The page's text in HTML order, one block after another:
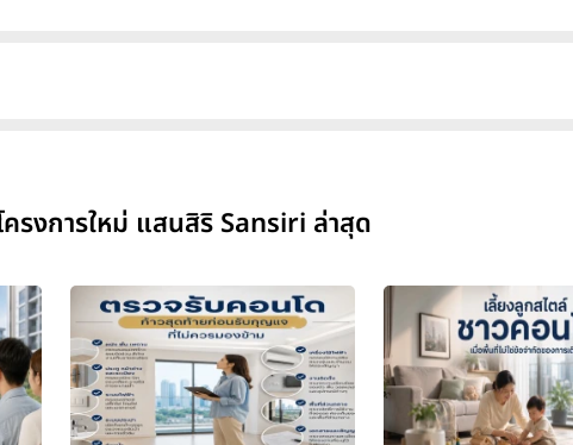
รงการใหม่ แสนสิริ Sansiri ล่าสุด